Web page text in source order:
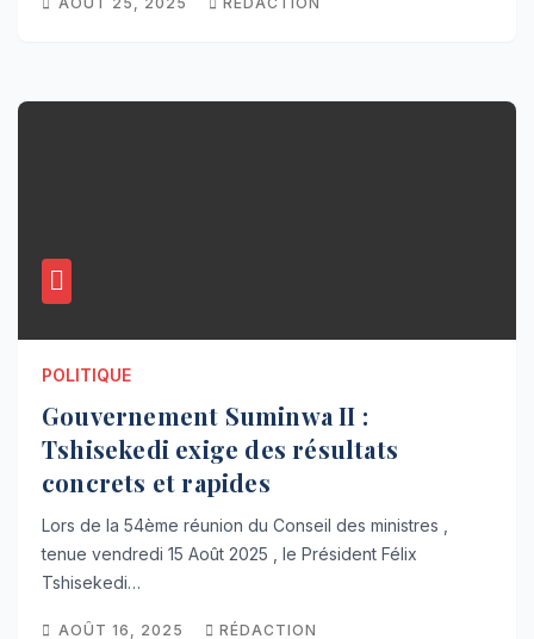
POLITIQUE
Gouvernement Suminwa II :
Tshisekedi exige des résultats
concrets et rapides
Lors de la 54ème réunion du Conseil des ministres ,
tenue vendredi 15 Août 2025 , le Président Félix
Tshisekedi…
AOÛT 16, 2025 RÉDACTION